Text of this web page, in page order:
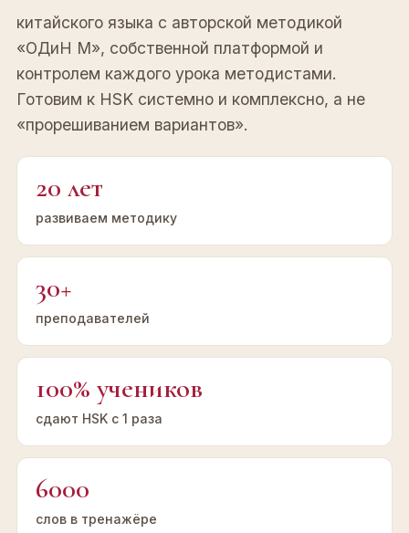
китайского языка с авторской методикой
«ОДиН М», собственной платформой и
контролем каждого урока методистами.
Готовим к HSK системно и комплексно, а не
«прорешиванием вариантов».
20 лет
развиваем методику
30+
преподавателей
100% учеников
сдают HSK с 1 раза
6000
слов в тренажёре